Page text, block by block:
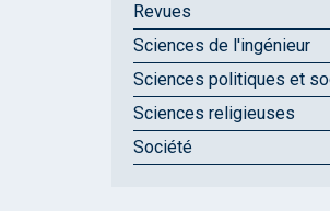
Revues
Sciences de l'ingénieur
Sciences politiques et
Sciences religieuses
Société